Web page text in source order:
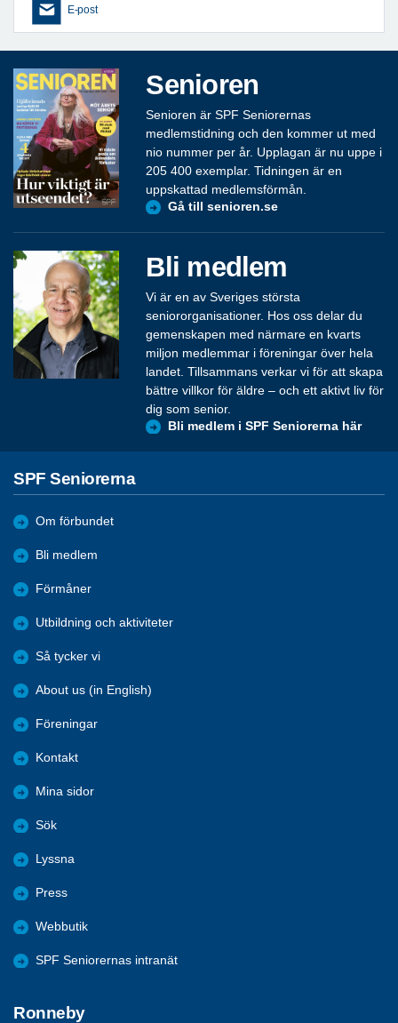
E-post
Senioren
Senioren är SPF Seniorernas
medlemstidning och den kommer ut med
nio nummer per år. Upplagan är nu uppe i
205 400 exemplar. Tidningen är en
uppskattad medlemsförmån.
Gå till senioren.se
Bli medlem
Vi är en av Sveriges största
seniororganisationer. Hos oss delar du
gemenskapen med närmare en kvarts
miljon medlemmar i föreningar över hela
landet. Tillsammans verkar vi för att skapa
bättre villkor för äldre – och ett aktivt liv för
dig som senior.
Bli medlem i SPF Seniorerna här
SPF Seniorerna
Om förbundet
Bli medlem
Förmåner
Utbildning och aktiviteter
Så tycker vi
About us (in English)
Föreningar
Kontakt
Mina sidor
Sök
Lyssna
Press
Webbutik
SPF Seniorernas intranät
Ronneby